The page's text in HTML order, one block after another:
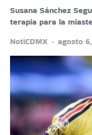
Susana Sánchez
terapia para la
NotiCDMX
agosto